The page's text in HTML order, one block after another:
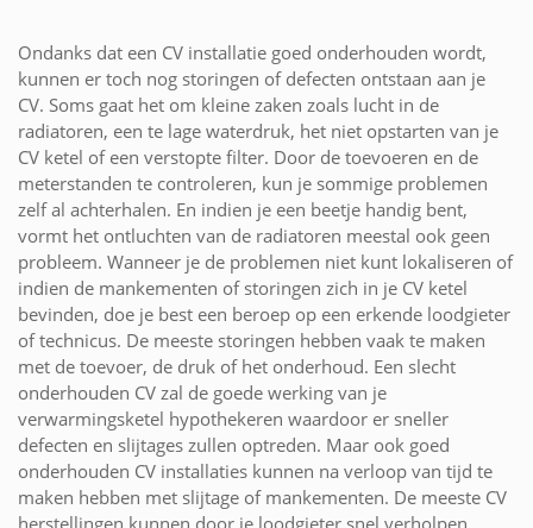
Ondanks dat een CV installatie goed onderhouden wordt,
kunnen er toch nog storingen of defecten ontstaan aan je
CV. Soms gaat het om kleine zaken zoals lucht in de
radiatoren, een te lage waterdruk, het niet opstarten van je
CV ketel of een verstopte filter. Door de toevoeren en de
meterstanden te controleren, kun je sommige problemen
zelf al achterhalen. En indien je een beetje handig bent,
vormt het ontluchten van de radiatoren meestal ook geen
probleem. Wanneer je de problemen niet kunt lokaliseren of
indien de mankementen of storingen zich in je CV ketel
bevinden, doe je best een beroep op een erkende loodgieter
of technicus. De meeste storingen hebben vaak te maken
met de toevoer, de druk of het onderhoud. Een slecht
onderhouden CV zal de goede werking van je
verwarmingsketel hypothekeren waardoor er sneller
defecten en slijtages zullen optreden. Maar ook goed
onderhouden CV installaties kunnen na verloop van tijd te
maken hebben met slijtage of mankementen. De meeste CV
herstellingen kunnen door je loodgieter snel verholpen